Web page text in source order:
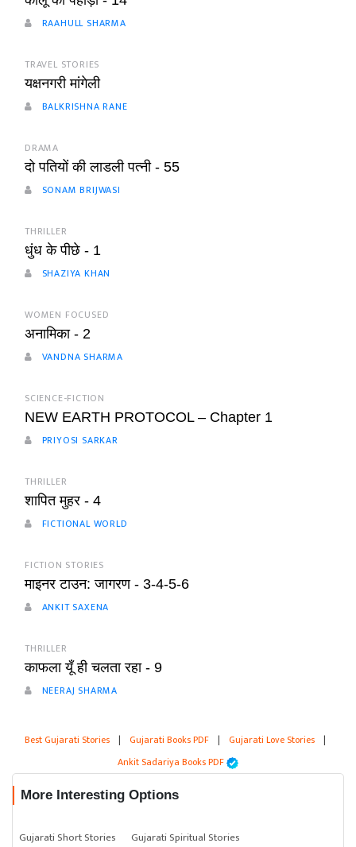
RAAHULL SHARMA
TRAVEL STORIES
यक्षनगरी मांगेली
BALKRISHNA RANE
DRAMA
दो पतियों की लाडली पत्नी - 55
SONAM BRIJWASI
THRILLER
धुंध के पीछे - 1
SHAZIYA KHAN
WOMEN FOCUSED
अनामिका - 2
VANDNA SHARMA
SCIENCE-FICTION
NEW EARTH PROTOCOL – Chapter 1
PRIYOSI SARKAR
THRILLER
शापित मुहर - 4
FICTIONAL WORLD
FICTION STORIES
माइनर टाउन: जागरण - 3-4-5-6
ANKIT SAXENA
THRILLER
काफला यूँ ही चलता रहा - 9
NEERAJ SHARMA
Best Gujarati Stories | Gujarati Books PDF | Gujarati Love Stories |
Ankit Sadariya Books PDF
More Interesting Options
Gujarati Short Stories
Gujarati Spiritual Stories